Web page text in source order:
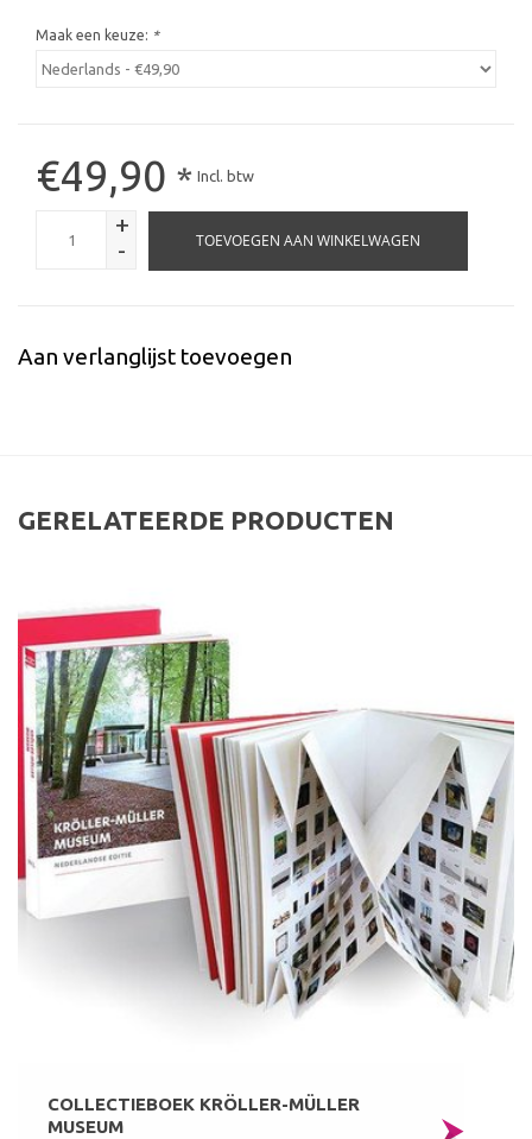
Maak een keuze: *
€49,90 * Incl. btw
+
-
TOEVOEGEN AAN WINKELWAGEN
Aan verlanglijst toevoegen
GERELATEERDE PRODUCTEN
COLLECTIEBOEK KRÖLLER-MÜLLER
MUSEUM